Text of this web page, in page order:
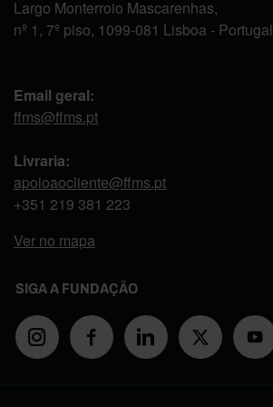
Largo Monterroio Mascarenhas,
nº 1, 7º piso, 1099-081 Lisboa - Portugal
Email geral:
ffms@ffms.pt
Livraria:
apoioaocliente@ffms.pt
+351 219 381 223
Ver no mapa
SIGA A FUNDAÇÃO